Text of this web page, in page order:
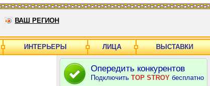
ВАШ РЕГИОН
ИНТЕРЬЕРЫ ЛИЦА ВЫСТАВКИ
Опередить конкурентов
Подключить TOP STROY бесплатно